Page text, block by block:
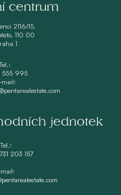
centrum
2116/15,
110 00
1
995
mail:
jednotek
Tel.:
203 157
mail: